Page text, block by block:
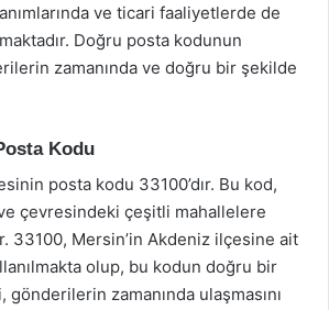
ve ticari faaliyetlerde de
Doğru posta kodunun
zamanında ve doğru bir şekilde
Kodu
posta kodu 33100’dır. Bu kod,
çevresindeki çeşitli mahallelere
33100, Mersin’in Akdeniz ilçesine ait
olup, bu kodun doğru bir
zamanında ulaşmasını